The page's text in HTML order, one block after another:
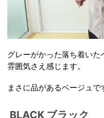
グレーがかった落ち着い
雰囲気さえ感じます。
まさに品があるベージュで
BLACK ブラック